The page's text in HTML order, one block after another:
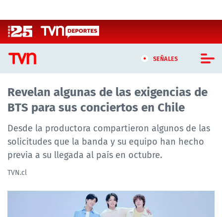
SEÑALES
CASTING MASTERCHEF CHILE
CASTING TVN VERTICAL
TVN VERTICAL
TVN PLAY
Revelan algunas de las exigencias de
BTS para sus conciertos en Chile
Desde la productora compartieron algunos de las
solicitudes que la banda y su equipo han hecho
previa a su llegada al país en octubre.
TVN.cl